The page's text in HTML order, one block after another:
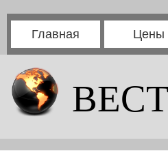
Главная Цены